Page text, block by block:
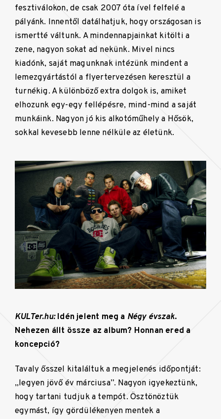
fesztiválokon, de csak 2007 óta ível felfelé a
pályánk. Innentől datálhatjuk, hogy országosan is
ismertté váltunk. A mindennapjainkat kitölti a
zene, nagyon sokat ad nekünk. Mivel nincs
kiadónk, saját magunknak intézünk mindent a
lemezgyártástól a flyertervezésen keresztül a
turnékig. A különböző extra dolgok is, amiket
elhozunk egy-egy fellépésre, mind-mind a saját
munkáink. Nagyon jó kis alkotóműhely a Hősök,
sokkal kevesebb lenne nélküle az életünk.
KULTer.hu:Idén jelent meg a Négy évszak.
Nehezen állt össze az album? Honnan ered a
koncepció?
Tavaly ősszel kitaláltuk a megjelenés időpontját:
„legyen jövő év márciusa”. Nagyon igyekeztünk,
hogy tartani tudjuk a tempót. Ösztönöztük
egymást, így gördülékenyen mentek a